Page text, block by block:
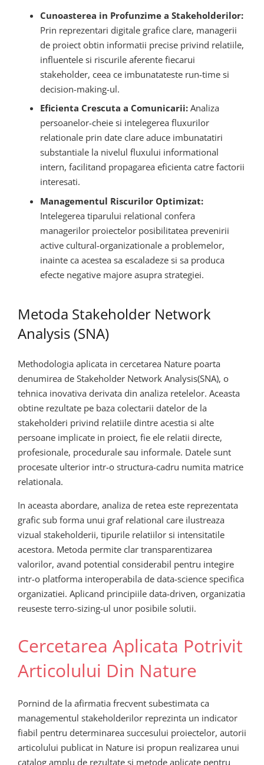
Cunoasterea in Profunzime a Stakeholderilor:
Prin reprezentari digitale grafice clare, managerii
de proiect obtin informatii precise privind relatiile,
influentele si riscurile aferente fiecarui
stakeholder, ceea ce imbunatateste run-time si
decision-making-ul.
Eficienta Crescuta a Comunicarii: Analiza
persoanelor-cheie si intelegerea fluxurilor
relationale prin date clare aduce imbunatatiri
substantiale la nivelul fluxului informational
intern, facilitand propagarea eficienta catre factorii
interesati.
Managementul Riscurilor Optimizat:
Intelegerea tiparului relational confera
managerilor proiectelor posibilitatea prevenirii
active cultural-organizationale a problemelor,
inainte ca acestea sa escaladeze si sa produca
efecte negative majore asupra strategiei.
Metoda Stakeholder Network
Analysis (SNA)
Methodologia aplicata in cercetarea Nature poarta
denumirea de Stakeholder Network Analysis(SNA), o
tehnica inovativa derivata din analiza retelelor. Aceasta
obtine rezultate pe baza colectarii datelor de la
stakeholderi privind relatiile dintre acestia si alte
persoane implicate in proiect, fie ele relatii directe,
profesionale, procedurale sau informale. Datele sunt
procesate ulterior intr-o structura-cadru numita matrice
relationala.
In aceasta abordare, analiza de retea este reprezentata
grafic sub forma unui graf relational care ilustreaza
vizual stakeholderii, tipurile relatiilor si intensitatile
acestora. Metoda permite clar transparentizarea
valorilor, avand potential considerabil pentru integire
intr-o platforma interoperabila de data-science specifica
organizatiei. Aplicand principiile data-driven, organizatia
reuseste terro-sizing-ul unor posibile solutii.
Cercetarea Aplicata Potrivit
Articolului Din Nature
Pornind de la afirmatia frecvent subestimata ca
managementul stakeholderilor reprezinta un indicator
fiabil pentru determinarea succesului proiectelor, autorii
articolului publicat in Nature isi propun realizarea unui
catalog amplu de rezultate si metode aplicate pentru